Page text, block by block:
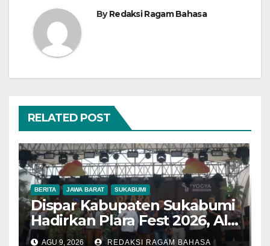
ByRedaksi Ragam Bahasa
RELATED POST
BERITA JAWA BARAT SUKABUMI
Dispar Kabupaten Sukabumi
Hadirkan Plara Fest 2026, Ali
Iskandar: Budaya Jadi
AGU 9, 2026 REDAKSI RAGAM BAHASA